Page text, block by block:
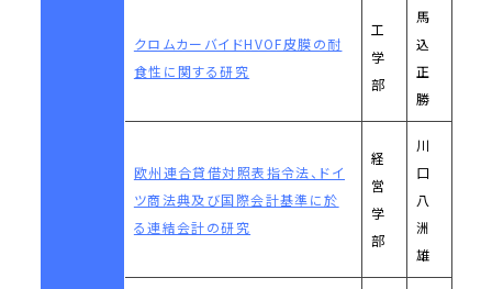
クロムカーバイドHVOF皮膜の耐
食性に関する研究
工
学
部
馬
込
正
勝
欧州連合貸借対照表指令法、ドイ
ツ商法典及び国際会計基準に於
る連結会計の研究
経
営
学
部
川
口
八
洲
雄